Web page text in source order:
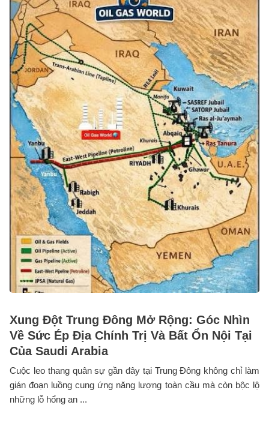
Xung Đột Trung Đông Mở Rộng: Góc Nhìn
Về Sức Ép Địa Chính Trị Và Bất Ổn Nội Tại
Của Saudi Arabia
Cuộc leo thang quân sự gần đây tại Trung Đông không chỉ làm
gián đoạn luồng cung ứng năng lượng toàn cầu mà còn bộc lộ
những lỗ hổng an ...